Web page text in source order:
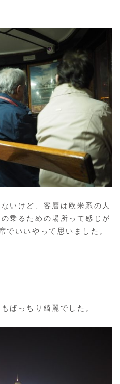
いけど、客層は欧米系の人
乗るための場所って感じが
でいいやって思いました。
ばっちり綺麗でした。